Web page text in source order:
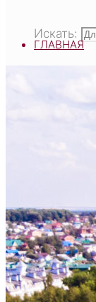
Искать:
ГЛАВНАЯ